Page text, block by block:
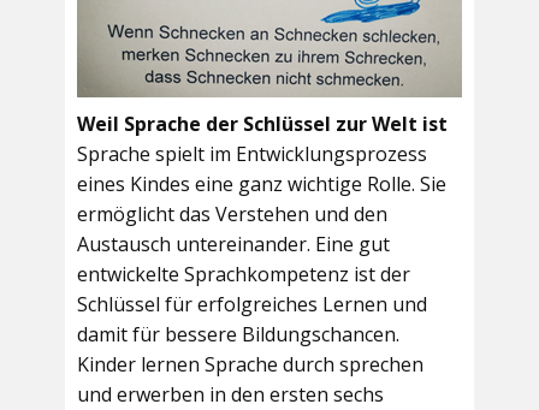
Weil Sprache der Schlüssel zur Welt ist
Sprache spielt im Entwicklungsprozess
eines Kindes eine ganz wichtige Rolle. Sie
ermöglicht das Verstehen und den
Austausch untereinander. Eine gut
entwickelte Sprachkompetenz ist der
Schlüssel für erfolgreiches Lernen und
damit für bessere Bildungschancen.
Kinder lernen Sprache durch sprechen
und erwerben in den ersten sechs